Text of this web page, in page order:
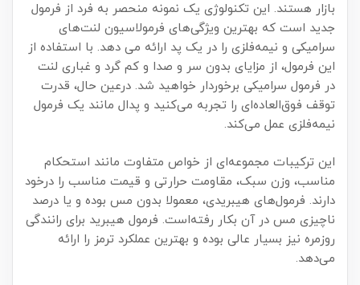
بازار هستند. این تکنولوژی یک نمونه منحصر به فرد از فرمول
جدید است که بهترین ویژگی‌های فرمولاسیون لنت‌های
سرامیکی و نیمه‌فلزی را در یک پد ارائه می دهد. با استفاده از
این فرمول، از مزایای بدون سر و صدا و کم گرد و غباری لنت
در فرمول سرامیکی برخوردار خواهید شد. درعین حال، قدرت
توقف فوق‌العاده‌ای را تجربه می‌کنید و پدال مانند یک فرمول
نیمه‌فلزی عمل می‌کند.
این ترکیبات مجموعه‌ای از خواص متفاوت مانند استحکام
مناسب، وزن سبک، مقاومت حرارتی و قیمت مناسب را درخود
دارند. فرمول‌های هیبریدی، معمولا بدون مس بوده و یا درصد
ناچیزی مس در آن بکار رفته‌است. فرمول هیبرید برای رانندگی
روزمره نیز بسیار عالی بوده و بهترین عملکرد ترمز را ارائه
می‌دهد.